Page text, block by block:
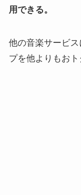
用できる。
他の音楽サービ
プを他よりもおト